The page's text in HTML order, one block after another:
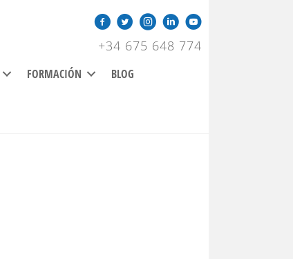
FacebookTwitterInstagram
LinkedinYouTube
+34 675 648 774
FORMACIÓN
BLOG